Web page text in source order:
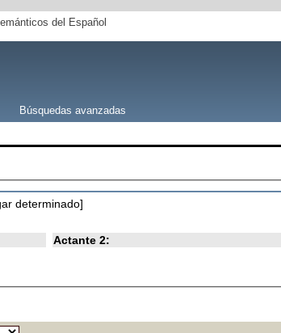
del Español
Búsquedas avanzadas
determinado]
Actante 2: